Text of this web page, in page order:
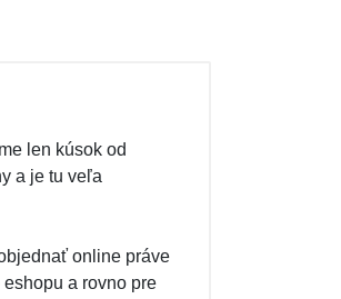
len kúsok od
a je tu veľa
online práve
a rovno pre